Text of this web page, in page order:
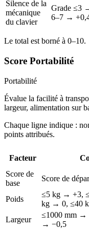
Silence de la
mécanique
du clavier
Grade ≤3
6–7 →
Le total est borné à 0–10.
Score Portabilité
Portabilité
Évalue la facilité à
largeur, alimentation sur
Chaque ligne indique :
points attribués.
Facteur
Score de
base
Score de
Poids
≤5 kg → +3,
kg → 0, ≤40
Largeur
≤1000 mm →
→ −0,5